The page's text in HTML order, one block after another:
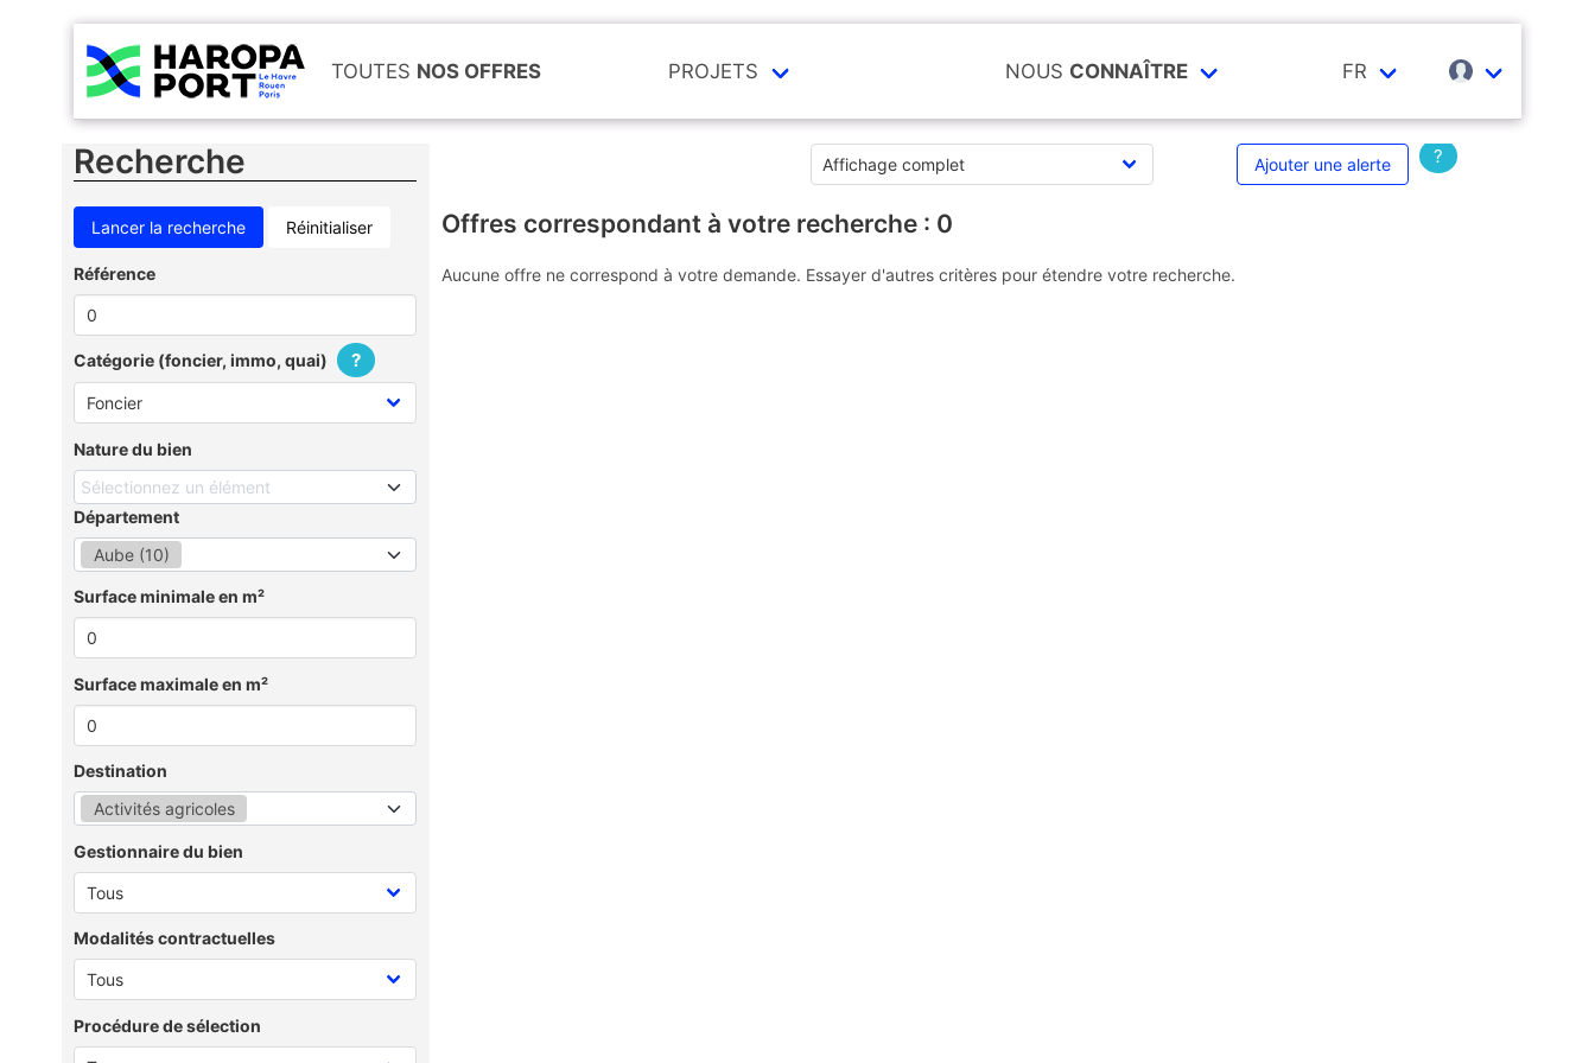
TOUTES NOS OFFRES PROJETS NOUS CONNAÎTRE FR
Recherche
Réinitialiser
Référence
Catégorie (foncier, immo, quai) ?
Nature du bien
Sélectionnez un élément
Département
Aube (10)
Surface minimale en m²
Surface maximale en m²
Destination
Activités agricoles
Gestionnaire du bien
Modalités contractuelles
Procédure de sélection
Ajouter une alerte ?
Offres correspondant à votre recherche : 0
Aucune offre ne correspond à votre demande. Essayer d'autres critères pour étendre votre recherche.